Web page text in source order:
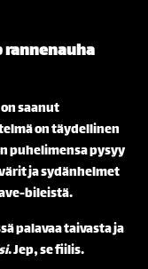
rannenauha
saanut
on täydellinen
puhelimensa pysyy
ja sydänhelmet
bileistä.
palavaa taivasta ja
. Jep, se fiilis.